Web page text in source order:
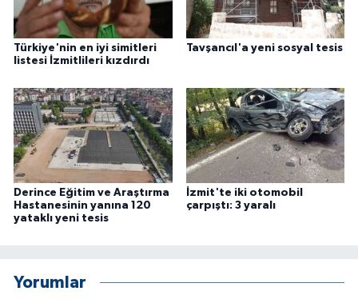
Türkiye'nin en iyi simitleri
listesi İzmitlileri kızdırdı
Tavşancıl'a yeni sosyal tesis
Derince Eğitim ve Araştırma
Hastanesinin yanına 120
yataklı yeni tesis
İzmit'te iki otomobil
çarpıştı: 3 yaralı
Yorumlar